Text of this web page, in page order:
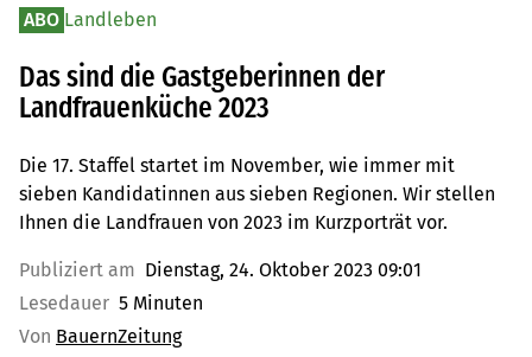
ABO Landleben
Das sind die Gastgeberinnen der
Landfrauenküche 2023
Die 17. Staffel startet im November, wie immer mit
sieben Kandidatinnen aus sieben Regionen. Wir stellen
Ihnen die Landfrauen von 2023 im Kurzporträt vor.
Publiziert am Dienstag, 24. Oktober 2023 09:01
Lesedauer 5 Minuten
Von BauernZeitung